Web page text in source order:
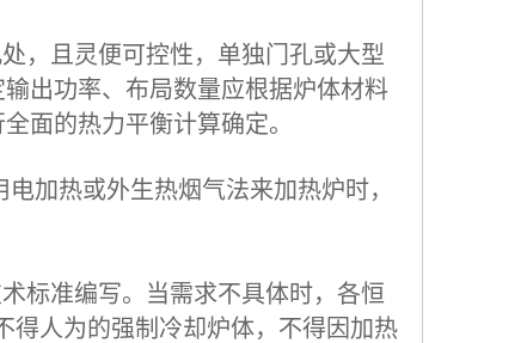
，且灵便可控性，单独门孔或大型
出功率、布局数量应根据炉体材料
面的热力平衡计算确定。
加热或外生热烟气法来加热炉时，
标准编写。当需求不具体时，各恒
人为的强制冷却炉体，不得因加热